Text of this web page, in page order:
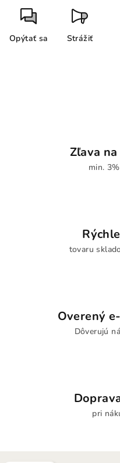
Opýtať sa Strážiť
Zľava
min.
tovaru
Overený
Dôverujú
pri